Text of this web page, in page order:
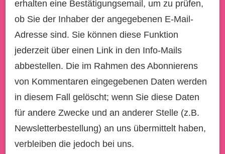
erhalten eine Bestätigungsemail, um zu prüfen,
ob Sie der Inhaber der angegebenen E-Mail-
Adresse sind. Sie können diese Funktion
jederzeit über einen Link in den Info-Mails
abbestellen. Die im Rahmen des Abonnierens
von Kommentaren eingegebenen Daten werden
in diesem Fall gelöscht; wenn Sie diese Daten
für andere Zwecke und an anderer Stelle (z.B.
Newsletterbestellung) an uns übermittelt haben,
verbleiben die jedoch bei uns.